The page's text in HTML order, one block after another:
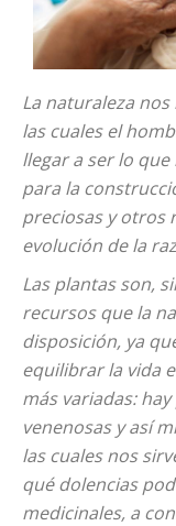
La naturaleza
las cuales el
llegar a ser lo
para la
preciosas y otros
evolución de la
Las plantas son,
recursos que la
disposición, ya
equilibrar la vida
más variadas:
venenosas y así
las cuales nos
qué dolencias
medicinales, a